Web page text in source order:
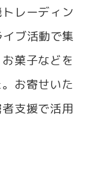
レーディン
ブ活動で集
菓子などを
お寄せいた
支援で活用